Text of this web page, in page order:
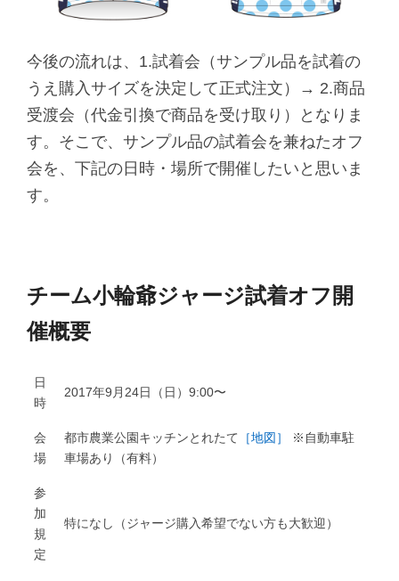
今後の流れは、1.試着会（サンプル品を試着の
うえ購入サイズを決定して正式注文）→ 2.商品
受渡会（代金引換で商品を受け取り）となりま
す。そこで、サンプル品の試着会を兼ねたオフ
会を、下記の日時・場所で開催したいと思いま
す。
チーム小輪爺ジャージ試着オフ開
催概要
日
時
2017年9月24日（日）9:00〜
会
場
都市農業公園キッチンとれたて ［地図］
※自動車駐
車場あり（有料）
参
加
規
定
特になし（ジャージ購入希望でない方も大歓迎）